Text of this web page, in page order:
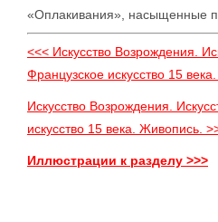
«Оплакивания», насыщенные
<<< Искусство Возрождения.
Французское искусство 15 века.
Искусство Возрождения.
искусство 15 века. Живопись.
Иллюстрации к разделу >>>